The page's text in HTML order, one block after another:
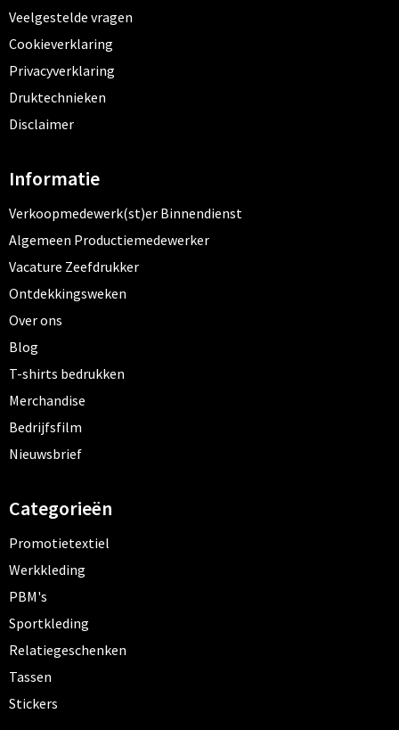
Veelgestelde vragen
Cookieverklaring
Privacyverklaring
Druktechnieken
Disclaimer
Informatie
Verkoopmedewerk(st)er Binnendienst
Algemeen Productiemedewerker
Vacature Zeefdrukker
Ontdekkingsweken
Over ons
Blog
T-shirts bedrukken
Merchandise
Bedrijfsfilm
Nieuwsbrief
Categorieën
Promotietextiel
Werkkleding
PBM's
Sportkleding
Relatiegeschenken
Tassen
Stickers